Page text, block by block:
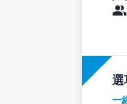
選
一